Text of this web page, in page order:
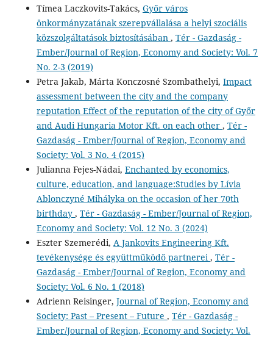
Tímea Laczkovits-Takács, Győr város
önkormányzatának szerepvállalása a helyi szociális
közszolgáltatások biztosításában , Tér - Gazdaság -
Ember/Journal of Region, Economy and Society: Vol. 7
No. 2-3 (2019)
Petra Jakab, Márta Konczosné Szombathelyi, Impact
assessment between the city and the company
reputation Effect of the reputation of the city of Győr
and Audi Hungaria Motor Kft. on each other , Tér -
Gazdaság - Ember/Journal of Region, Economy and
Society: Vol. 3 No. 4 (2015)
Julianna Fejes-Nádai, Enchanted by economics,
culture, education, and language:Studies by Lívia
Ablonczyné Mihályka on the occasion of her 70th
birthday , Tér - Gazdaság - Ember/Journal of Region,
Economy and Society: Vol. 12 No. 3 (2024)
Eszter Szemerédi, A Jankovits Engineering Kft.
tevékenysége és együttműködő partnerei , Tér -
Gazdaság - Ember/Journal of Region, Economy and
Society: Vol. 6 No. 1 (2018)
Adrienn Reisinger, Journal of Region, Economy and
Society: Past – Present – Future , Tér - Gazdaság -
Ember/Journal of Region, Economy and Society: Vol.